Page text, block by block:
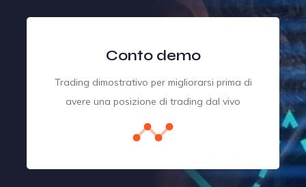
Conto demo
Trading dimostrativo per migliorarsi prima di
avere una posizione di trading dal vivo